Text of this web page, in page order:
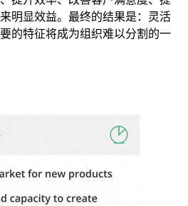
明显效益。最终的结果是：灵活
的特征将成为组织难以分割的一